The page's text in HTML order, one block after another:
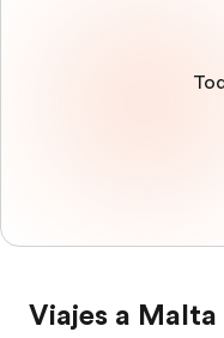
Viajes a Malta